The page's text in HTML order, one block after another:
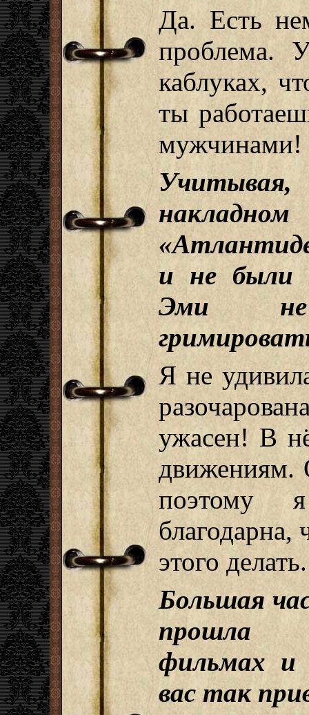
Да. Есть
проблема.
каблуках,
ты
мужчинами!
и не были
Эми
Я не
ужасен! В
движениям.
поэтому
благодарна,
этого делать.
Большая
прошла
фильмах и
вас так